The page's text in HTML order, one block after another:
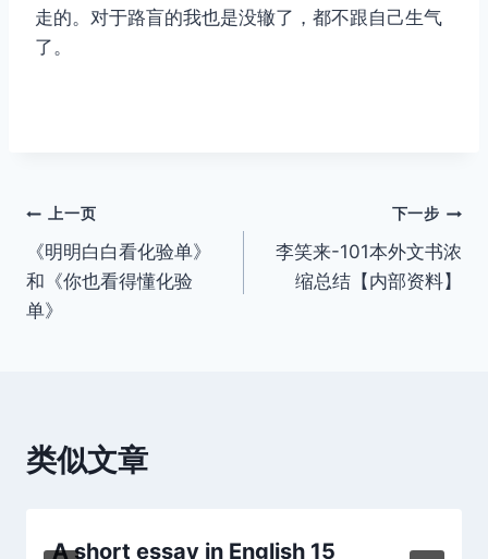
走的。对于路盲的我也是没辙了，都不跟自己生气
了。
文
章
导
上一页
《明明白白看化验单》
和《你也看得懂化验
单》
下一步
李笑来-101本外文书浓
缩总结【内部资料】
类似文章
A short essay in English 15